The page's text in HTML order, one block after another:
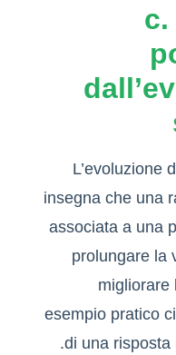
c.
L’evoluzione
insegna che una
associata a una
prolungare la
migliorare
esempio pratico
di una risposta